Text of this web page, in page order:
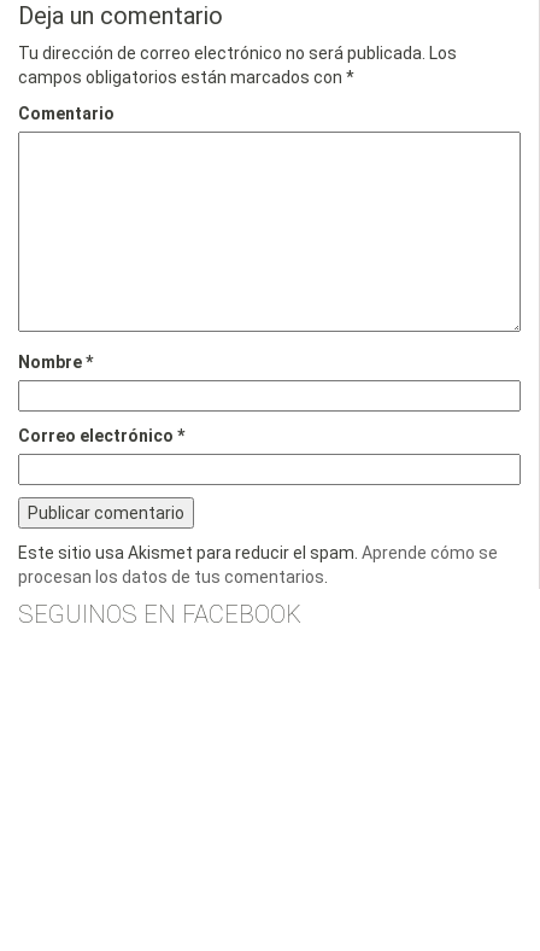
Deja un comentario
Tu dirección de correo electrónico no será publicada. Los
campos obligatorios están marcados con *
Comentario
Nombre*
Correo electrónico *
Este sitio usa Akismet para reducir el spam. Aprende cómo se
procesan los datos de tus comentarios.
SEGUINOS EN FACEBOOK